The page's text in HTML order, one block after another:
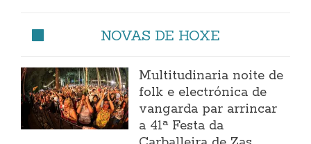
NOVAS DE HOXE
Multitudinaria noite de
folk e electrónica de
vangarda par arrincar
a 41ª Festa da